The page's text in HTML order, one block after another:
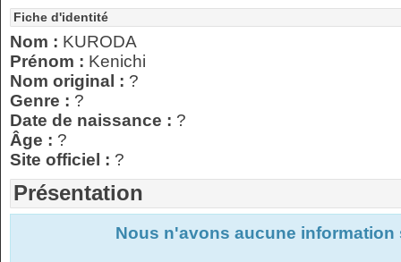
Fiche d'identité
Nom : KURODA
Prénom : Kenichi
Nom original : ?
Genre : ?
Date de naissance : ?
Âge : ?
Site officiel : ?
Présentation
Nous n'avons aucune